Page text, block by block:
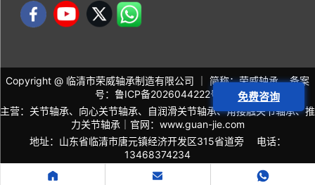
免费咨询
Copyright @ 临清市荣威轴承制造有限公司 ｜ 简称：荣威轴承 备案
号： 鲁ICP备2026044222号
主营：关节轴承、向心关节轴承、自润滑关节轴承、角接触关节轴承、推
力关节轴承｜官网： www.guan-jie.com
地址：山东省临清市唐元镇经济开发区315省道旁 电话：
13468374234